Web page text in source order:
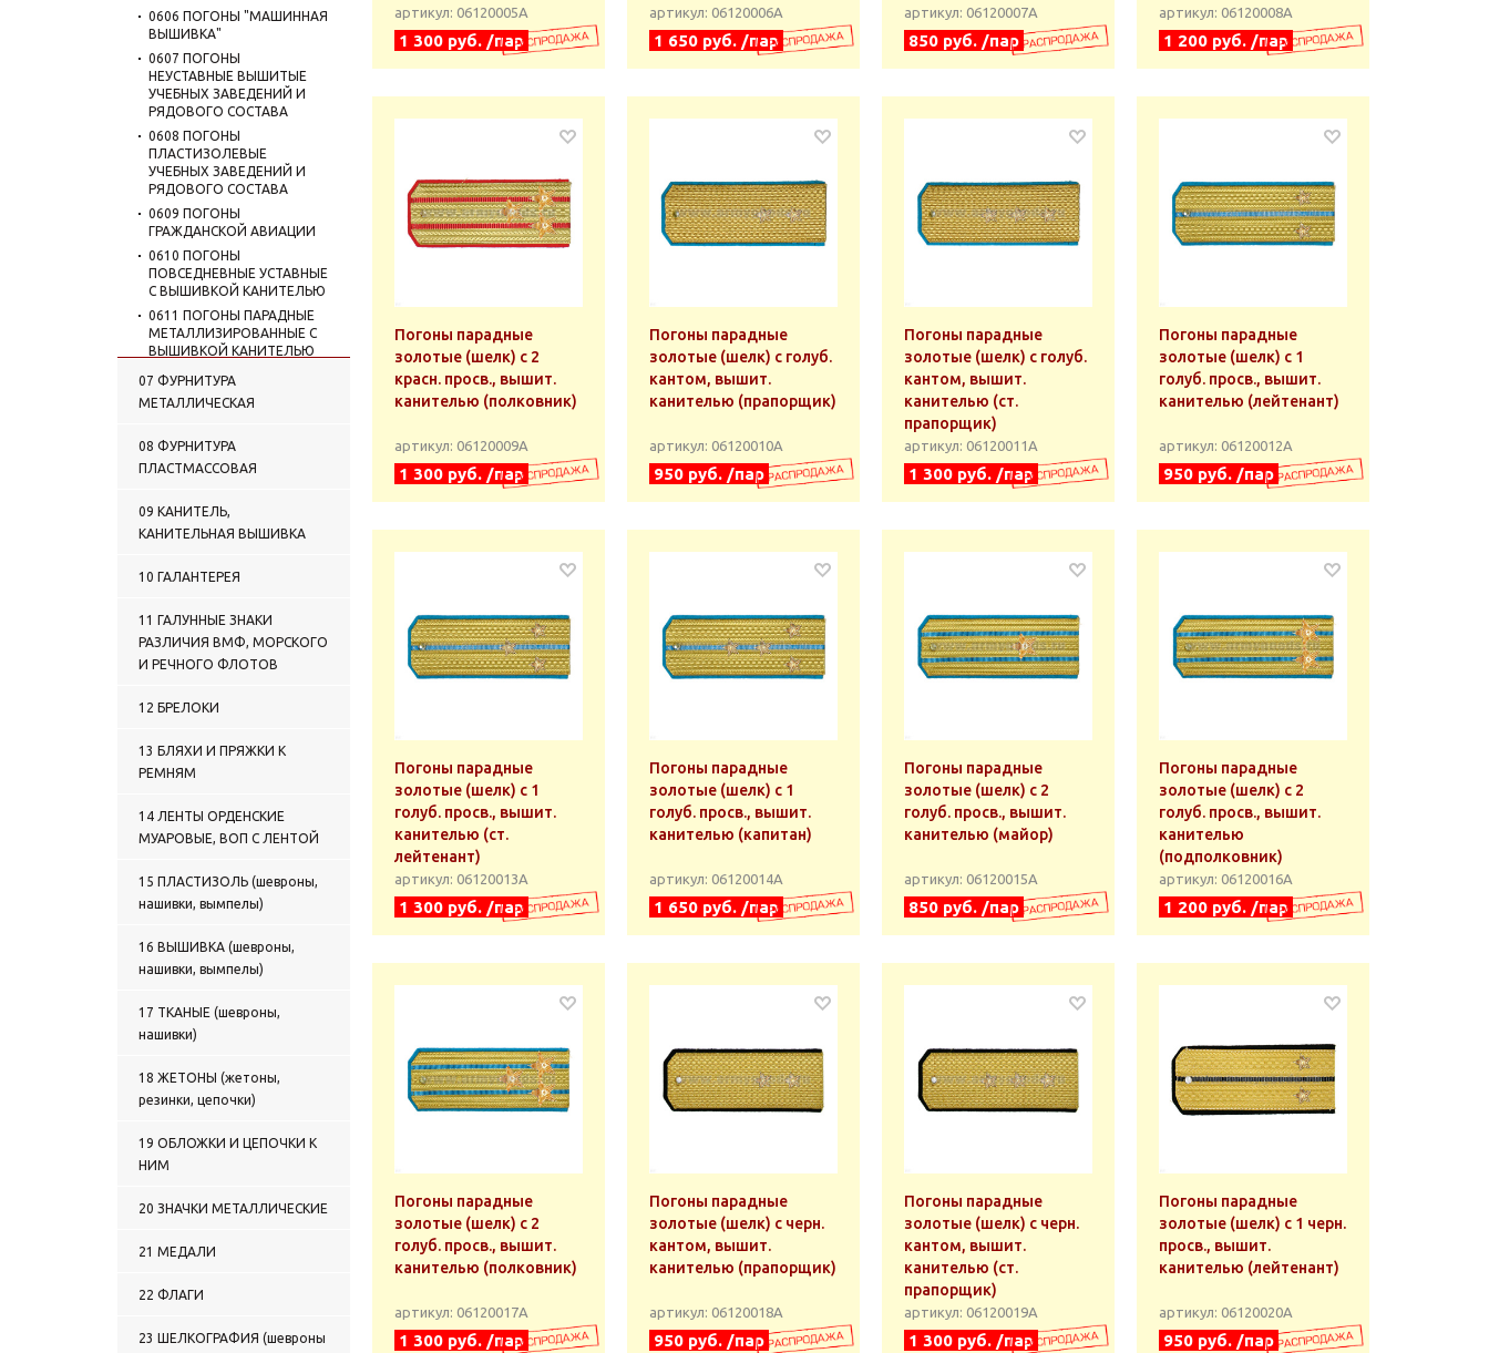
0606 ПОГОНЫ "МАШИННАЯ
ВЫШИВКА"
0607 ПОГОНЫ
НЕУСТАВНЫЕ ВЫШИТЫЕ
УЧЕБНЫХ ЗАВЕДЕНИЙ И
РЯДОВОГО СОСТАВА
0608 ПОГОНЫ
ПЛАСТИЗОЛЕВЫЕ
УЧЕБНЫХ ЗАВЕДЕНИЙ И
РЯДОВОГО СОСТАВА
0609 ПОГОНЫ
ГРАЖДАНСКОЙ АВИАЦИИ
0610 ПОГОНЫ
ПОВСЕДНЕВНЫЕ УСТАВНЫЕ
С ВЫШИВКОЙ КАНИТЕЛЬЮ
0611 ПОГОНЫ ПАРАДНЫЕ
МЕТАЛЛИЗИРОВАННЫЕ С
ВЫШИВКОЙ КАНИТЕЛЬЮ
0612 ПОГОНЫ ПАРАДНЫЕ
ВЫШИВКОЙ КАНИТЕЛЬЮ
РУБАШЕЧНОЙ ТКАНИ С
ВЫШИВКОЙ КАНИТЕЛЬЮ
ГЕНЕРАЛЬСКИЕ
0615 ПОГОНЫ МОРСКОГО
ВЫШИТЫЕ
ФЛОТА (ГАЛУН)
0617 ПОГОНЫ ДМБ
ГОРЭЛЕКТРОТРАНС
0620 ПОГОНЫ ПРОЧИЕ
МЕТ. ФУРНИТУРОЙ
0622 ПОГОНЫ ЗАКАЗНЫЕ
07 ФУРНИТУРА
МЕТАЛЛИЧЕСКАЯ
08 ФУРНИТУРА
ПЛАСТМАССОВАЯ
09 КАНИТЕЛЬ,
КАНИТЕЛЬНАЯ ВЫШИВКА
10 ГАЛАНТЕРЕЯ
11 ГАЛУННЫЕ ЗНАКИ
РАЗЛИЧИЯ ВМФ, МОРСКОГО
И РЕЧНОГО ФЛОТОВ
12 БРЕЛОКИ
13 БЛЯХИ И ПРЯЖКИ К
РЕМНЯМ
14 ЛЕНТЫ ОРДЕНСКИЕ
МУАРОВЫЕ, ВОП С ЛЕНТОЙ
15 ПЛАСТИЗОЛЬ (шевроны,
нашивки, вымпелы)
16 ВЫШИВКА (шевроны,
нашивки, вымпелы)
17 ТКАНЫЕ (шевроны,
нашивки)
18 ЖЕТОНЫ (жетоны,
резинки, цепочки)
19 ОБЛОЖКИ И ЦЕПОЧКИ К
НИМ
20 ЗНАЧКИ МЕТАЛЛИЧЕСКИЕ
21 МЕДАЛИ
22 ФЛАГИ
23 ШЕЛКОГРАФИЯ (шевроны
артикул: 06120005А
1 300 руб. /пар
артикул: 06120006А
1 650 руб. /пар
артикул: 06120007А
850 руб. /пар
артикул: 06120008А
1 200 руб. /пар
Погоны парадные
золотые (шелк) с 2
красн. просв., вышит.
канителью (полковник)
артикул: 06120009А
1 300 руб. /пар
Погоны парадные
золотые (шелк) с голуб.
кантом, вышит.
канителью (прапорщик)
артикул: 06120010А
950 руб. /пар
Погоны парадные
золотые (шелк) с голуб.
кантом, вышит.
канителью (ст.
прапорщик)
артикул: 06120011А
1 300 руб. /пар
Погоны парадные
золотые (шелк) с 1
голуб. просв., вышит.
канителью (лейтенант)
артикул: 06120012А
950 руб. /пар
Погоны парадные
золотые (шелк) с 1
голуб. просв., вышит.
канителью (ст.
лейтенант)
артикул: 06120013А
1 300 руб. /пар
Погоны парадные
золотые (шелк) с 1
голуб. просв., вышит.
канителью (капитан)
артикул: 06120014А
1 650 руб. /пар
Погоны парадные
золотые (шелк) с 2
голуб. просв., вышит.
канителью (майор)
артикул: 06120015А
850 руб. /пар
Погоны парадные
золотые (шелк) с 2
голуб. просв., вышит.
канителью
(подполковник)
артикул: 06120016А
1 200 руб. /пар
Погоны парадные
золотые (шелк) с 2
голуб. просв., вышит.
канителью (полковник)
артикул: 06120017А
1 300 руб. /пар
Погоны парадные
золотые (шелк) с черн.
кантом, вышит.
канителью (прапорщик)
артикул: 06120018А
950 руб. /пар
Погоны парадные
золотые (шелк) с черн.
кантом, вышит.
канителью (ст.
прапорщик)
артикул: 06120019А
1 300 руб. /пар
Погоны парадные
золотые (шелк) с 1 черн.
просв., вышит.
канителью (лейтенант)
артикул: 06120020А
950 руб. /пар